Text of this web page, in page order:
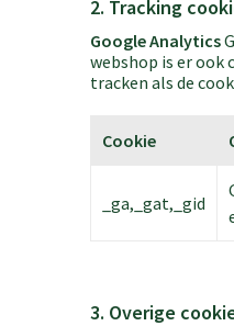
2. Tracking
Google Analytics
webshop is er ook
tracken als de
Cookie
_ga,_gat,_gid
3. Overige